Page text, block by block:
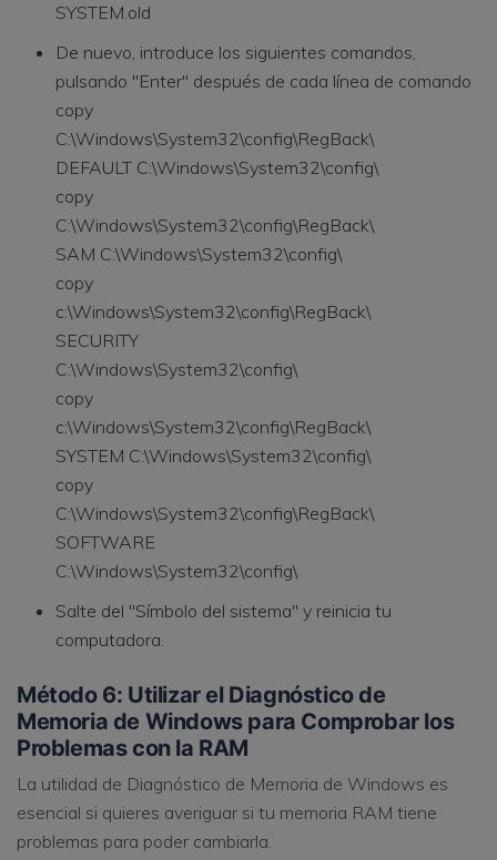
SYSTEM.old
De nuevo, introduce los siguientes comandos,
pulsando "Enter" después de cada línea de comando
copy
C:\Windows\System32\config\RegBack\
DEFAULT C:\Windows\System32\config\
copy
C:\Windows\System32\config\RegBack\
SAM C:\Windows\System32\config\
copy
c:\Windows\System32\config\RegBack\
SECURITY
C:\Windows\System32\config\
copy
c:\Windows\System32\config\RegBack\
SYSTEM C:\Windows\System32\config\
copy
C:\Windows\System32\config\RegBack\
SOFTWARE
C:\Windows\System32\config\
Salte del "Símbolo del sistema" y reinicia tu
computadora.
Método 6: Utilizar el Diagnóstico de
Memoria de Windows para Comprobar los
Problemas con la RAM
La utilidad de Diagnóstico de Memoria de Windows es
esencial si quieres averiguar si tu memoria RAM tiene
problemas para poder cambiarla.